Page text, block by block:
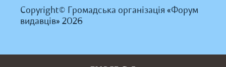
Copyright© Громадська організація «Форум
видавців» 2026